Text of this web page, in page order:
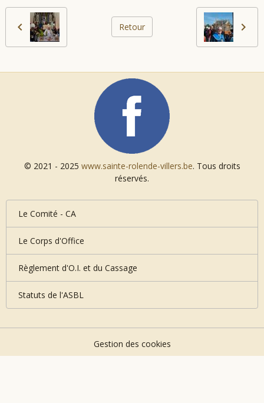
Retour
© 2021 - 2025 www.sainte-rolende-villers.be. Tous droits
réservés.
Le Comité - CA
Le Corps d'Office
Règlement d'O.I. et du Cassage
Statuts de l'ASBL
Gestion des cookies